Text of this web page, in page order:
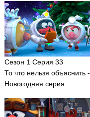
Сезон 1 Серия 33
То что нельзя объяснить -
Новогодняя серия